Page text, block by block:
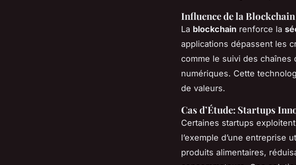
Influence de la Blockchain
La blockchain renforce la
applications dépassent les
comme le suivi des chaînes
numériques. Cette
de valeurs.
Cas d’Étude: Startups
Certaines startups
l’exemple d’une entreprise
produits alimentaires,